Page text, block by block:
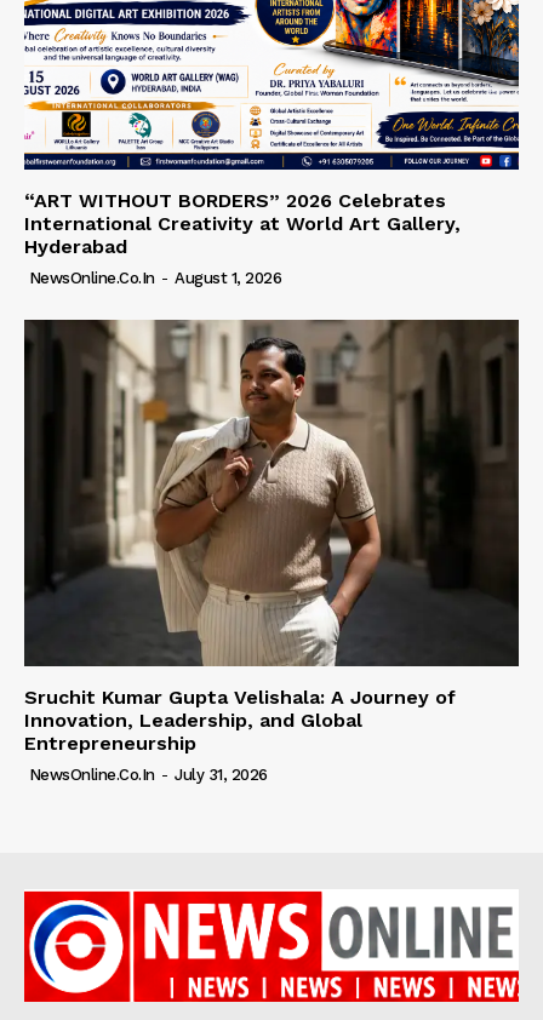
“ART WITHOUT BORDERS” 2026 Celebrates
International Creativity at World Art Gallery,
Hyderabad
NewsOnline.co.in - August 1, 2026
Sruchit Kumar Gupta Velishala: A Journey of
Innovation, Leadership, and Global
Entrepreneurship
NewsOnline.co.in - July 31, 2026